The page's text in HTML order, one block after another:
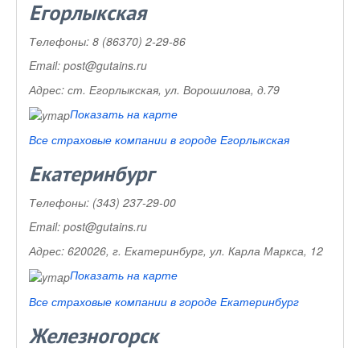
Егорлыкская
Телефоны: 8 (86370) 2-29-86
Email: post@gutains.ru
Адрес: ст. Егорлыкская, ул. Ворошилова, д.79
Показать на карте
Все страховые компании в городе Егорлыкская
Екатеринбург
Телефоны: (343) 237-29-00
Email: post@gutains.ru
Адрес: 620026, г. Екатеринбург, ул. Карла Маркса, 12
Показать на карте
Все страховые компании в городе Екатеринбург
Железногорск